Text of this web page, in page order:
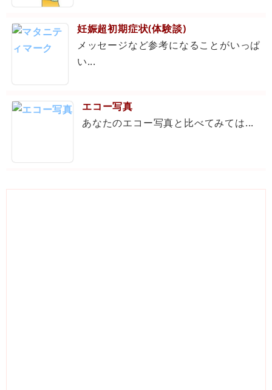
妊娠超初期症状(体験談)
メッセージなど参考になることがいっぱ
い...
エコー写真
あなたのエコー写真と比べてみては...